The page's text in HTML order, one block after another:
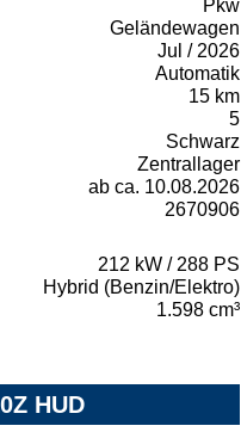
Pkw
Geländewagen
Jul / 2026
Automatik
15 km
5
Schwarz
Zentrallager
ab ca. 10.08.2026
2670906
212 kW / 288 PS
Hybrid (Benzin/Elektro)
1.598 cm³
HUD